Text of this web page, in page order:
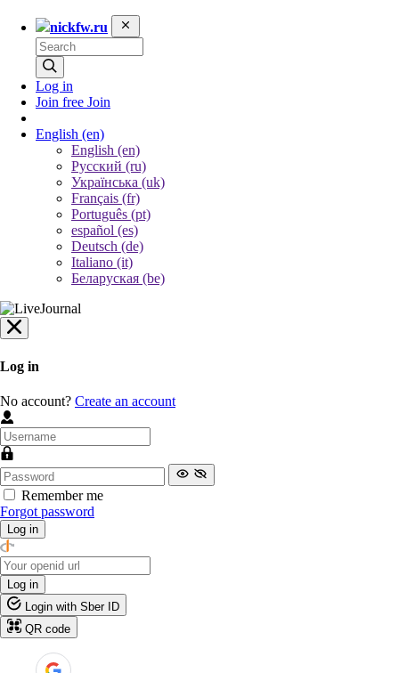
nickfw.ru
Log in
Join free Join
English (en)
English (en)
Русский (ru)
Українська (uk)
Français (fr)
Português (pt)
español (es)
Deutsch (de)
Italiano (it)
Беларуская (be)
Log in
No account? Create an account
Remember me
Forgot password
Log in
Log in
Login with Sber ID
QR code